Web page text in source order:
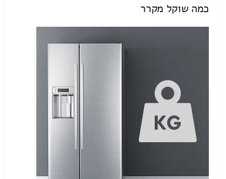
כמה שוקל מקרר